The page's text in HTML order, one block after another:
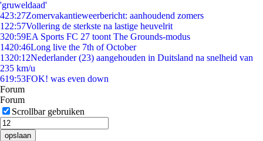
'gruweldaad'
423:27Zomervakantieweerbericht: aanhoudend zomers
1 22:57Vollering de sterkste na lastige heuvelrit
320:59EA Sports FC 27 toont The Grounds-modus
1420:46Long live the 7th of October
1320:12Nederlander (23) aangehouden in Duitsland na snelheid van
235 km/u
619:53FOK! was even down
Forum
Forum
Scrollbar gebruiken
opslaan